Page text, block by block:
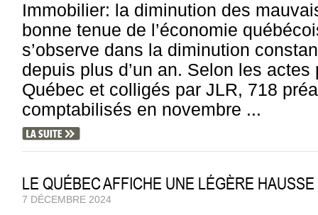
Immobilier: la diminution des
bonne tenue de l’économie
s’observe dans la diminution
depuis plus d’un an. Selon les
Québec et colligés par JLR, 718
comptabilisés en novembre ...
LE QUÉBEC AFFICHE UNE LÉGÈRE
7 DÉCEMBRE 2024